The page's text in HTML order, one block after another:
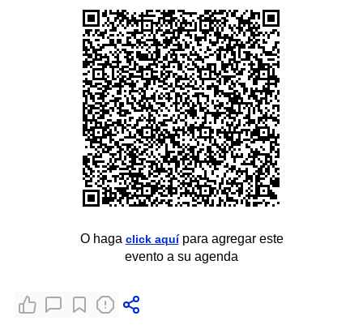
O haga click aquípara agregar este
evento a su agenda